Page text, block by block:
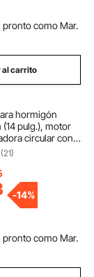
pronto como Mar.
al carrito
hormigón
(14 pulg.), motor
circular con
ajustable de
cortadora
Incluye línea de
Para piedra y
(21)
-14%
pronto como Mar.